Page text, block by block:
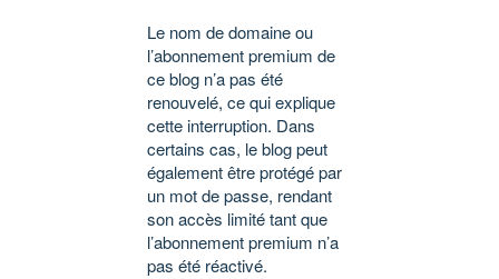
Le nom de domaine ou
l’abonnement premium de
ce blog n’a pas été
renouvelé, ce qui explique
cette interruption. Dans
certains cas, le blog peut
également être protégé par
un mot de passe, rendant
son accès limité tant que
l’abonnement premium n’a
pas été réactivé.